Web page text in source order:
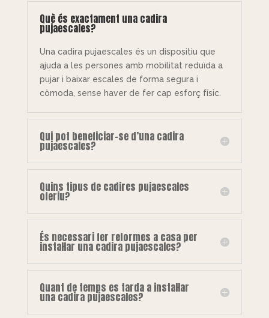
Què és exactament una cadira
pujaescales?
Una cadira pujaescales és un dispositiu que
ajuda a les persones amb mobilitat reduïda a
pujar i baixar escales de forma segura i
còmoda, sense haver de fer cap esforç físic.
Qui pot beneficiar-se d’una cadira
pujaescales?
Quins tipus de cadires pujaescales
oferiu?
És necessari fer reformes a casa per
instal·lar una cadira pujaescales?
Quant de temps es tarda a instal·lar
una cadira pujaescales?